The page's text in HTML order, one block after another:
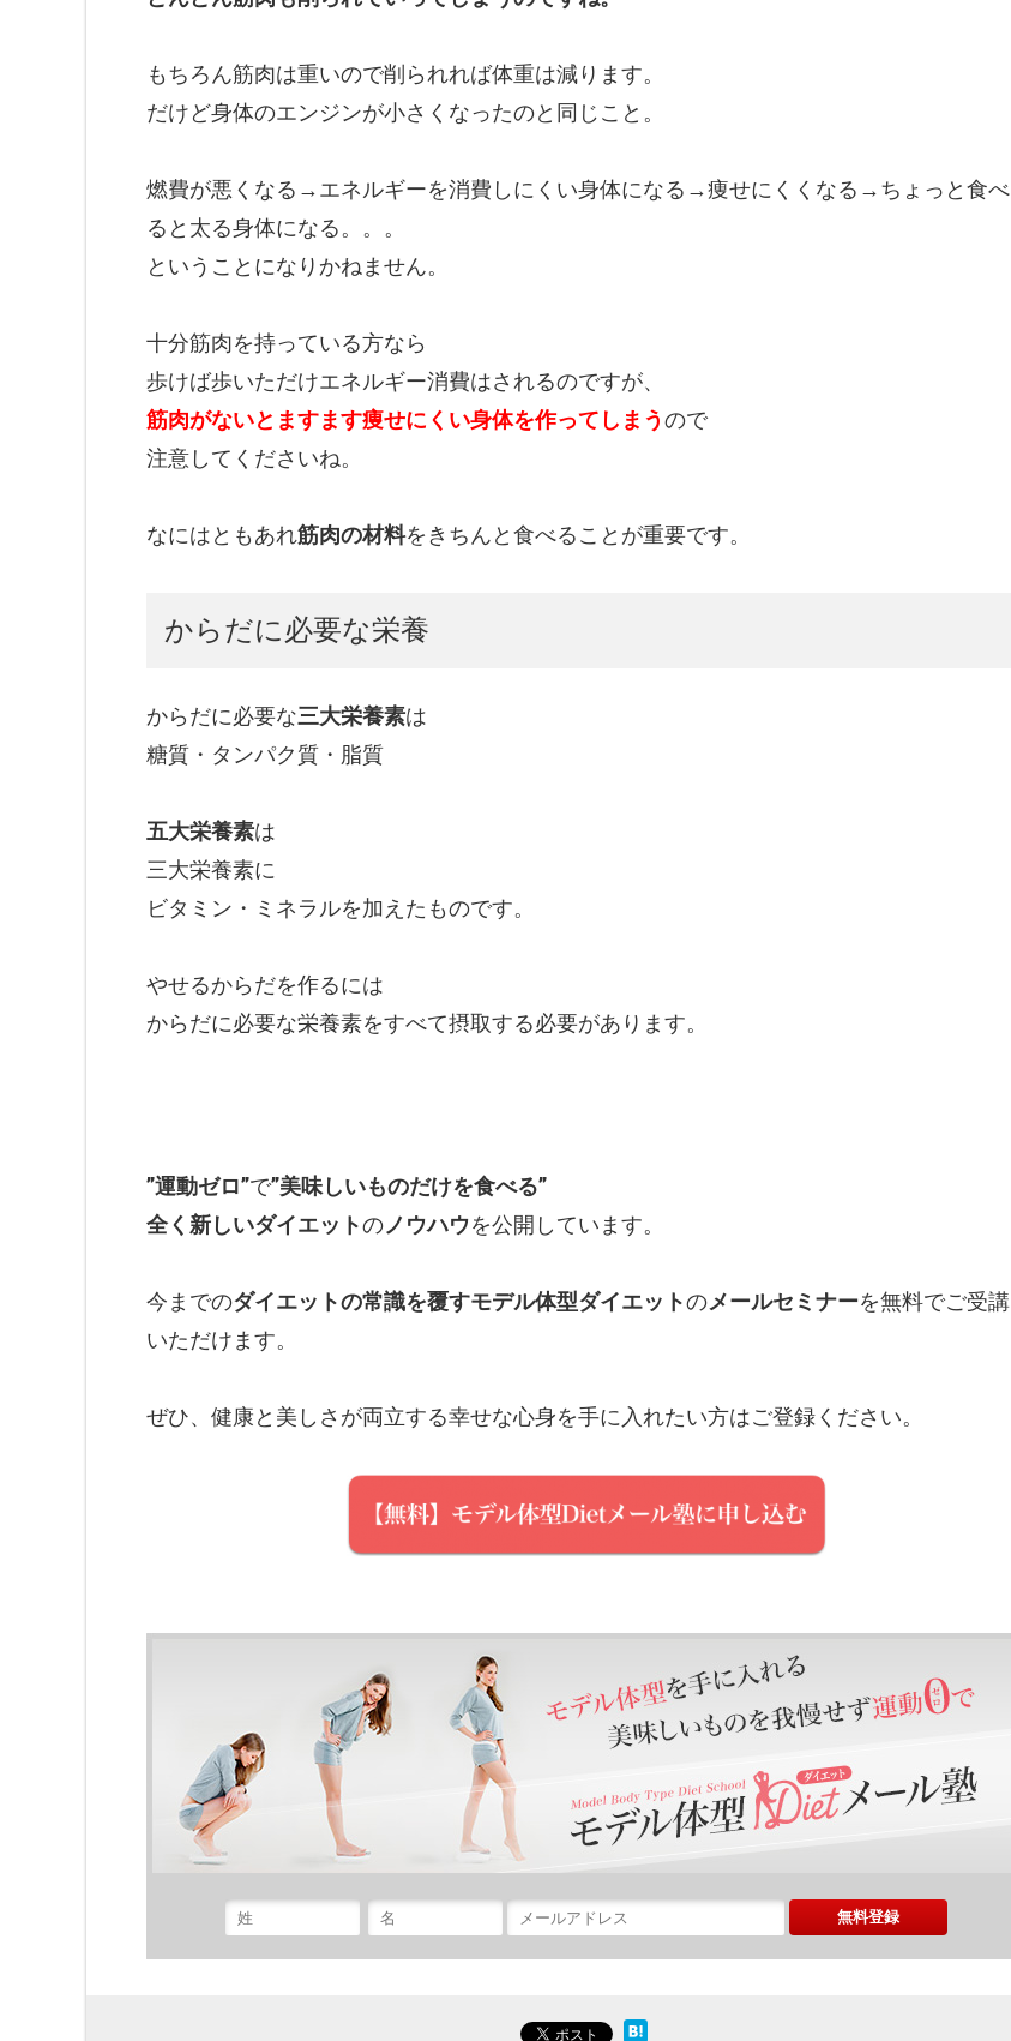
もちろん筋肉は重いので削られれば体重は減ります。
だけど身体のエンジンが小さくなったのと同じこと。
燃費が悪くなる→エネルギーを消費しにくい身体になる→痩せにくくなる→ちょっと食べ
ると太る身体になる。。。
ということになりかねません。
十分筋肉を持っている方なら
歩けば歩いただけエネルギー消費はされるのですが、
筋肉がないとますます痩せにくい身体を作ってしまうので
注意してくださいね。
なにはともあれ筋肉の材料をきちんと食べることが重要です。
からだに必要な栄養
からだに必要な三大栄養素は
糖質・タンパク質・脂質
五大栄養素は
三大栄養素に
ビタミン・ミネラルを加えたものです。
やせるからだを作るには
からだに必要な栄養素をすべて摂取する必要があります。
”運動ゼロ”で”美味しいものだけを食べる”
全く新しいダイエットのノウハウを公開しています。
今までのダイエットの常識を覆すモデル体型ダイエットのメールセミナーを無料でご受講
いただけます。
ぜひ、健康と美しさが両立する幸せな心身を手に入れたい方はご登録ください。